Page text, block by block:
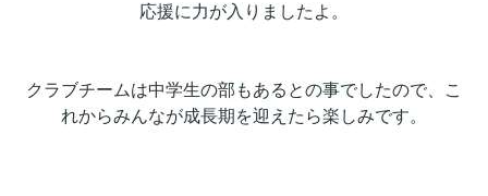
応援に力が入りましたよ。
クラブチームは中学生の部もあるとの事でしたので、こ
れからみんなが成長期を迎えたら楽しみです。